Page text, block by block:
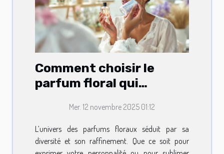
Comment choisir le
parfum floral qui
Mer. 12 novembre 2025 01:12
L’univers des parfums floraux séduit par sa
diversité et son raffinement. Que ce soit pour